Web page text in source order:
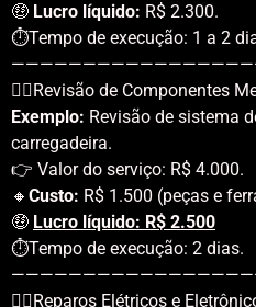
🤑 Lucro líquido: R$ 2.300.
⏱️Tempo de execução: 1 a 2
👷‍♂️Revisão de Componentes
Exemplo: Revisão de sistema
carregadeira.
👉 Valor do serviço: R$ 4.000.
🔸 Custo: R$ 1.500 (peças e
🤑 Lucro líquido: R$ 2.500
⏱️Tempo de execução: 2 dias.
👷‍♂️Reparos Elétricos e